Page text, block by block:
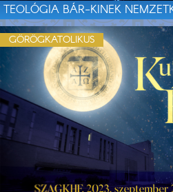
TEOLÓGIA BÁR-KINEK
GÖRÖGKATOLIKUS